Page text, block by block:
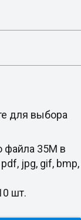
для выбора
файла 35M в
jpg, gif, bmp,
шт.